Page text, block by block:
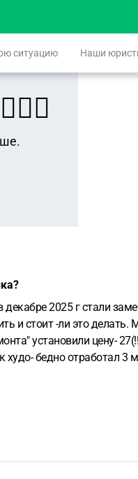
ситуацию Наши
декабре 2025 г стали
и стоит -ли это делать.
установили цену-
худо- бедно отработал 3
что ремонт по